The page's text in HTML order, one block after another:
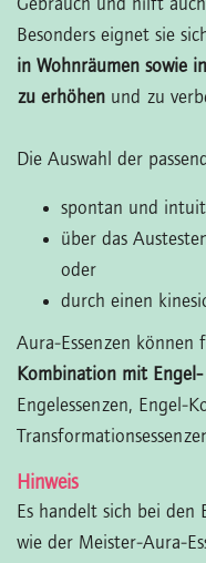
Gebrauch und hilft
Besonders eignet sie
in Wohnräumen sowie
zu erhöhen und zu
Die Auswahl der
spontan und
über das
oder
durch einen
Aura-Essenzen können
Kombination mit
Engelessenzen, Engel-
Hinweis
Es handelt sich bei den
wie der Meister-Aura-